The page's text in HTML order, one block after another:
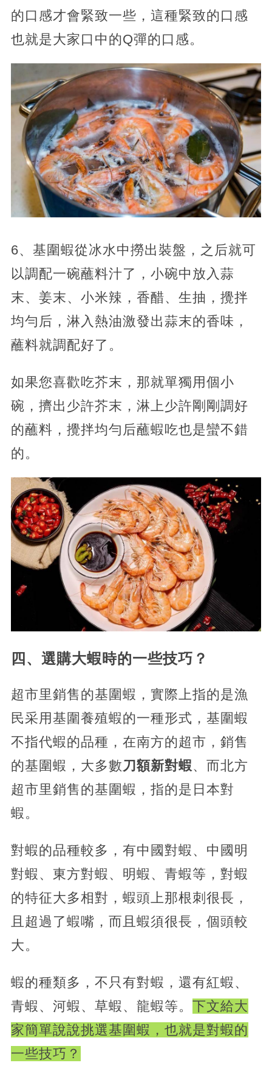
的口感才會緊致一些，這種緊致的口感
也就是大家口中的Q彈的口感。
6、基圍蝦從冰水中撈出裝盤，之后就可
以調配一碗蘸料汁了，小碗中放入蒜
末、姜末、小米辣，香醋、生抽，攪拌
均勻后，淋入熱油激發出蒜末的香味，
蘸料就調配好了。
如果您喜歡吃芥末，那就單獨用個小
碗，擠出少許芥末，淋上少許剛剛調好
的蘸料，攪拌均勻后蘸蝦吃也是蠻不錯
的。
四、選購大蝦時的一些技巧？
超市里銷售的基圍蝦，實際上指的是漁
民采用基圍養殖蝦的一種形式，基圍蝦
不指代蝦的品種，在南方的超市，銷售
的基圍蝦，大多數刀額新對蝦、而北方
超市里銷售的基圍蝦，指的是日本對
蝦。
對蝦的品種較多，有中國對蝦、中國明
對蝦、東方對蝦、明蝦、青蝦等，對蝦
的特征大多相對，蝦頭上那根刺很長，
且超過了蝦嘴，而且蝦須很長，個頭較
大。
蝦的種類多，不只有對蝦，還有紅蝦、
青蝦、河蝦、草蝦、龍蝦等。 下文給大
家簡單說說挑選基圍蝦，也就是對蝦的
一些技巧？